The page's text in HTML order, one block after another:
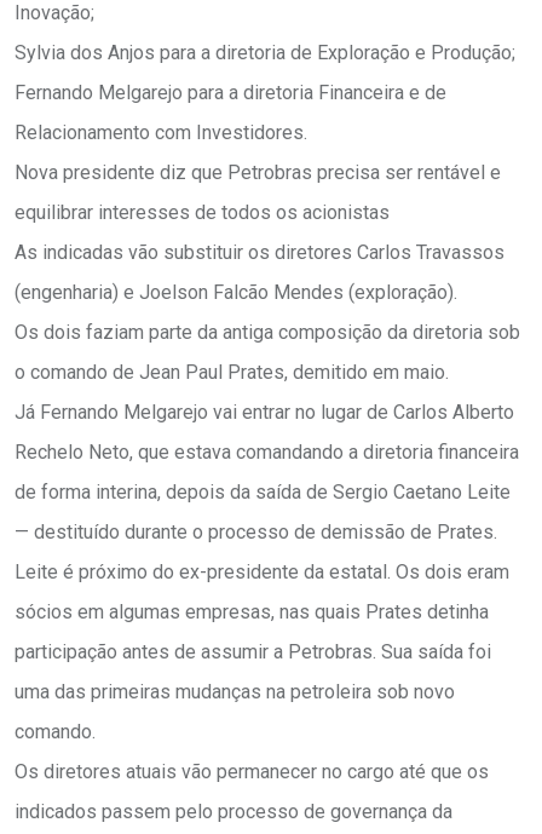
Inovação;
Sylvia dos Anjos para a diretoria de Exploração e Produção;
Fernando Melgarejo para a diretoria Financeira e de
Relacionamento com Investidores.
Nova presidente diz que Petrobras precisa ser rentável e
equilibrar interesses de todos os acionistas
As indicadas vão substituir os diretores Carlos Travassos
(engenharia) e Joelson Falcão Mendes (exploração).
Os dois faziam parte da antiga composição da diretoria sob
o comando de Jean Paul Prates, demitido em maio.
Já Fernando Melgarejo vai entrar no lugar de Carlos Alberto
Rechelo Neto, que estava comandando a diretoria financeira
de forma interina, depois da saída de Sergio Caetano Leite
— destituído durante o processo de demissão de Prates.
Leite é próximo do ex-presidente da estatal. Os dois eram
sócios em algumas empresas, nas quais Prates detinha
participação antes de assumir a Petrobras. Sua saída foi
uma das primeiras mudanças na petroleira sob novo
comando.
Os diretores atuais vão permanecer no cargo até que os
indicados passem pelo processo de governança da